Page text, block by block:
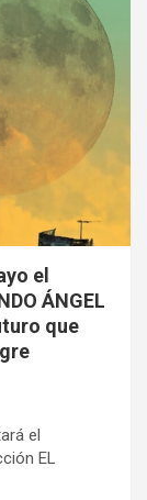
el
ÁNGEL
que
el
EL